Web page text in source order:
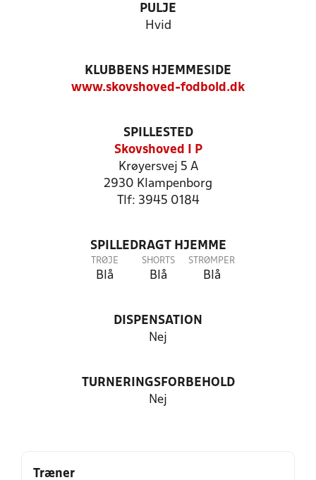
PULJE
Hvid
KLUBBENS HJEMMESIDE
www.skovshoved-fodbold.dk
SPILLESTED
Skovshoved I P
Krøyersvej 5 A
2930 Klampenborg
Tlf: 3945 0184
SPILLEDRAGT HJEMME
TRØJE
Blå
SHORTS
Blå
STRØMPER
Blå
DISPENSATION
Nej
TURNERINGSFORBEHOLD
Nej
Træner